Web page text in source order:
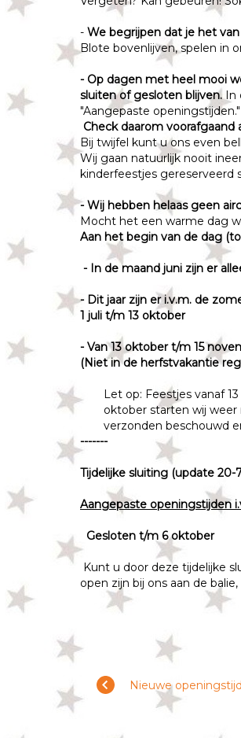
- We begrijpen dat je het
Blote bovenlijven, spelen in
- Op dagen met heel mooi
sluiten of gesloten blijven.In
"Aangepaste openingstijden."
Check daarom
Bij twijfel kunt u ons even
Wij gaan natuurlijk nooit
kinderfeestjes gereserveerd
- Wij hebben helaas geen
Mocht het een warme dag
Aan het begin van de dag
- In de maand juni zijn er
- Dit jaar zijn er i.v.m. de
1 juli t/m 13 oktober
- Van 13 oktober t/m 15
(Niet in de herfstvakantie
Let op: Feestjes vanaf
oktober starten wij
verzonden beschouwd
-------
Tijdelijke sluiting (update 20-
Aangepaste openingstijden
Gesloten t/m 6 oktober
Kunt u door deze tijdelijke
open zijn bij ons aan de
Nieuwe